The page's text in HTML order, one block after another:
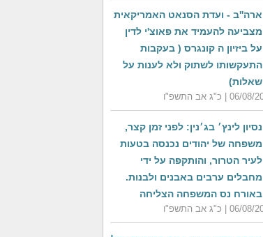
ארה''ב - ועדת הסנאט האמריקאית
מצביעה להעמיד את פאוצ'י לדין
על ביזיון ה קונגרס ( בעקבות
התעקשותו לשתוק ולא לענות על
שאלות)
נסיון לינץ׳ בג׳נין: לפני זמן קצר,
משפחה של יהודים נכנסה בטעות
לעיר הטרור, והותקפה על ידי
מחבלים ערבים באבנים ולבנות.
באורח נס המשפחה הצליחה